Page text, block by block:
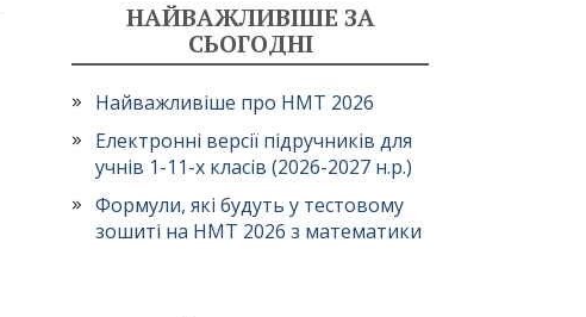
НАЙВАЖЛИВІШЕ ЗА
СЬОГОДНІ
Найважливіше про НМТ 2026
Електронні версії підручників для
учнів 1-11-х класів (2026-2027 н.р.)
Формули, які будуть у тестовому
зошиті на НМТ 2026 з математики